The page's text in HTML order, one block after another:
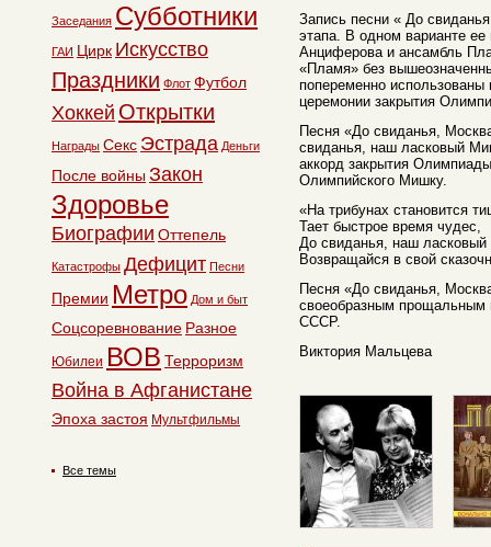
Запись песни « До
этапа. В одном варианте
Анциферова и ансамбль
«Пламя» без
попеременно
церемонии закрытия
Песня «До свиданья,
свиданья, наш ласковый
аккорд закрытия
Олимпийского Мишку.
«На трибунах становится
Тает быстрое время чудес,
До свиданья, наш
Возвращайся в свой
Песня «До свиданья,
своеобразным прощальным
СССР.
Виктория Мальцева
Заседания Субботники
ГАИ Цирк Искусство
Праздники Флот Футбол
Хоккей Открытки
Награды Секс Эстрада Деньги
После войны Закон
Здоровье
Биографии Оттепель
Катастрофы Дефицит Песни
Премии Метро Дом и быт
Соцсоревнование Разное
Юбилеи ВОВ Терроризм
Война в Афганистане
Эпоха застоя Мультфильмы
Все темы